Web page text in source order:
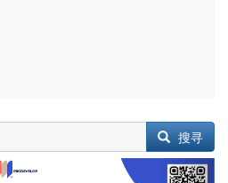
搜寻
Next